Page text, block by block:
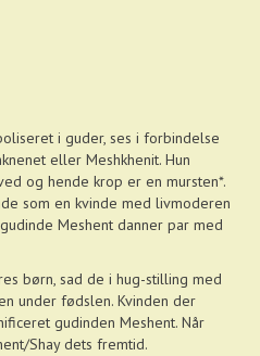
i guder, ses i forbindelse
eller Meshkhenit. Hun
og hende krop er en mursten*.
som en kvinde med livmoderen
Meshent danner par med
børn, sad de i hug-stilling med
under fødslen. Kvinden der
gudinden Meshent. Når
Shay dets fremtid.